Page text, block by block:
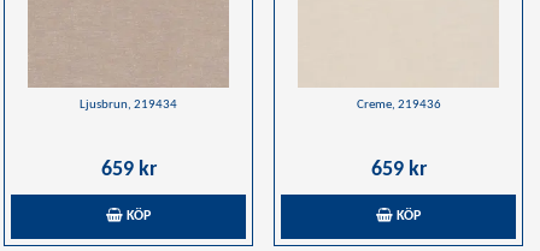
Ljusbrun, 219434
659 kr
KÖP
Creme, 219436
659 kr
KÖP